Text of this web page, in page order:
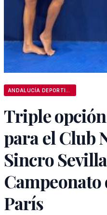
Triple
para el Club
Sincro
Campeonato
París